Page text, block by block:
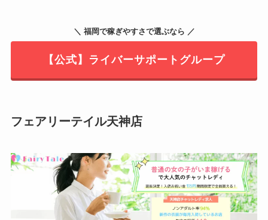
＼ 福岡で稼ぎやすさで選ぶなら ／
【公式】ライバーサポートグループ
フェアリーテイル天神店